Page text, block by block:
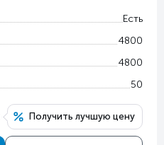
Есть
4800
4800
50
Получить лучшую цену